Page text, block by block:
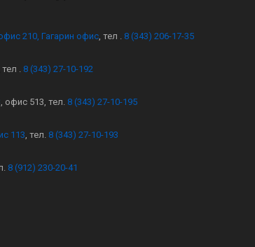
210, Гагарин офис , тел . 8 (343) 206-17-35
, тел . 8 (343) 27-10-192
, офис 513, тел. 8 (343) 27-10-195
113 , тел. 8 (343) 27-10-193
8 (912) 230-20-41